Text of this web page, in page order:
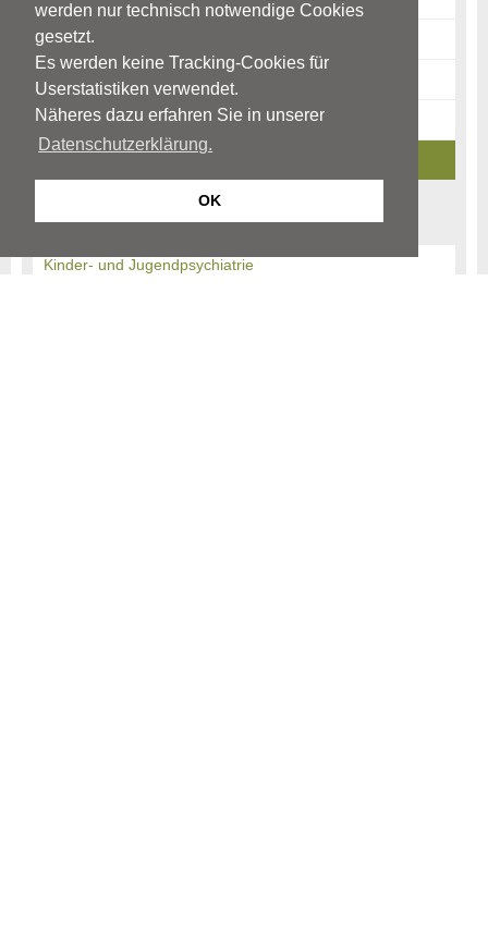
werden nur technisch notwendige Cookies
gesetzt.
Es werden keine Tracking-Cookies für
Userstatistiken verwendet.
Näheres dazu erfahren Sie in unserer
Datenschutzerklärung.
OK
Risikofaktoren
Warnzeichen
News-Archiv
Kinder- und Jugendpsychiatrie